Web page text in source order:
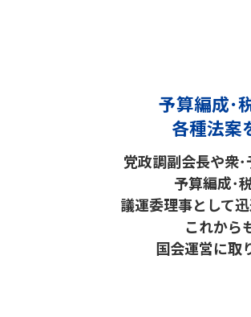
予算編成･
各種法案
党政調副会長や衆
予算編成･
議運委理事として
これから
国会運営に取